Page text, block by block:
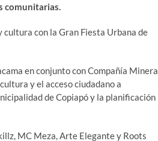
comunitarias.
cultura con la Gran Fiesta Urbana de
en conjunto con Compañía Minera
y el acceso ciudadano a
de Copiapó y la planificación
MC Meza, Arte Elegante y Roots